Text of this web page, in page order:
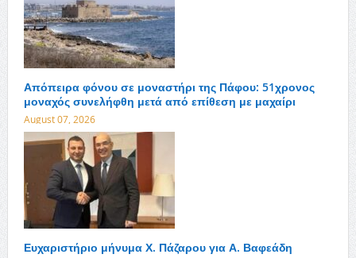
Απόπειρα φόνου σε μοναστήρι της Πάφου: 51χρονος
μοναχός συνελήφθη μετά από επίθεση με μαχαίρι
August 07, 2026
Ευχαριστήριο μήνυμα Χ. Πάζαρου για Α. Βαφεάδη